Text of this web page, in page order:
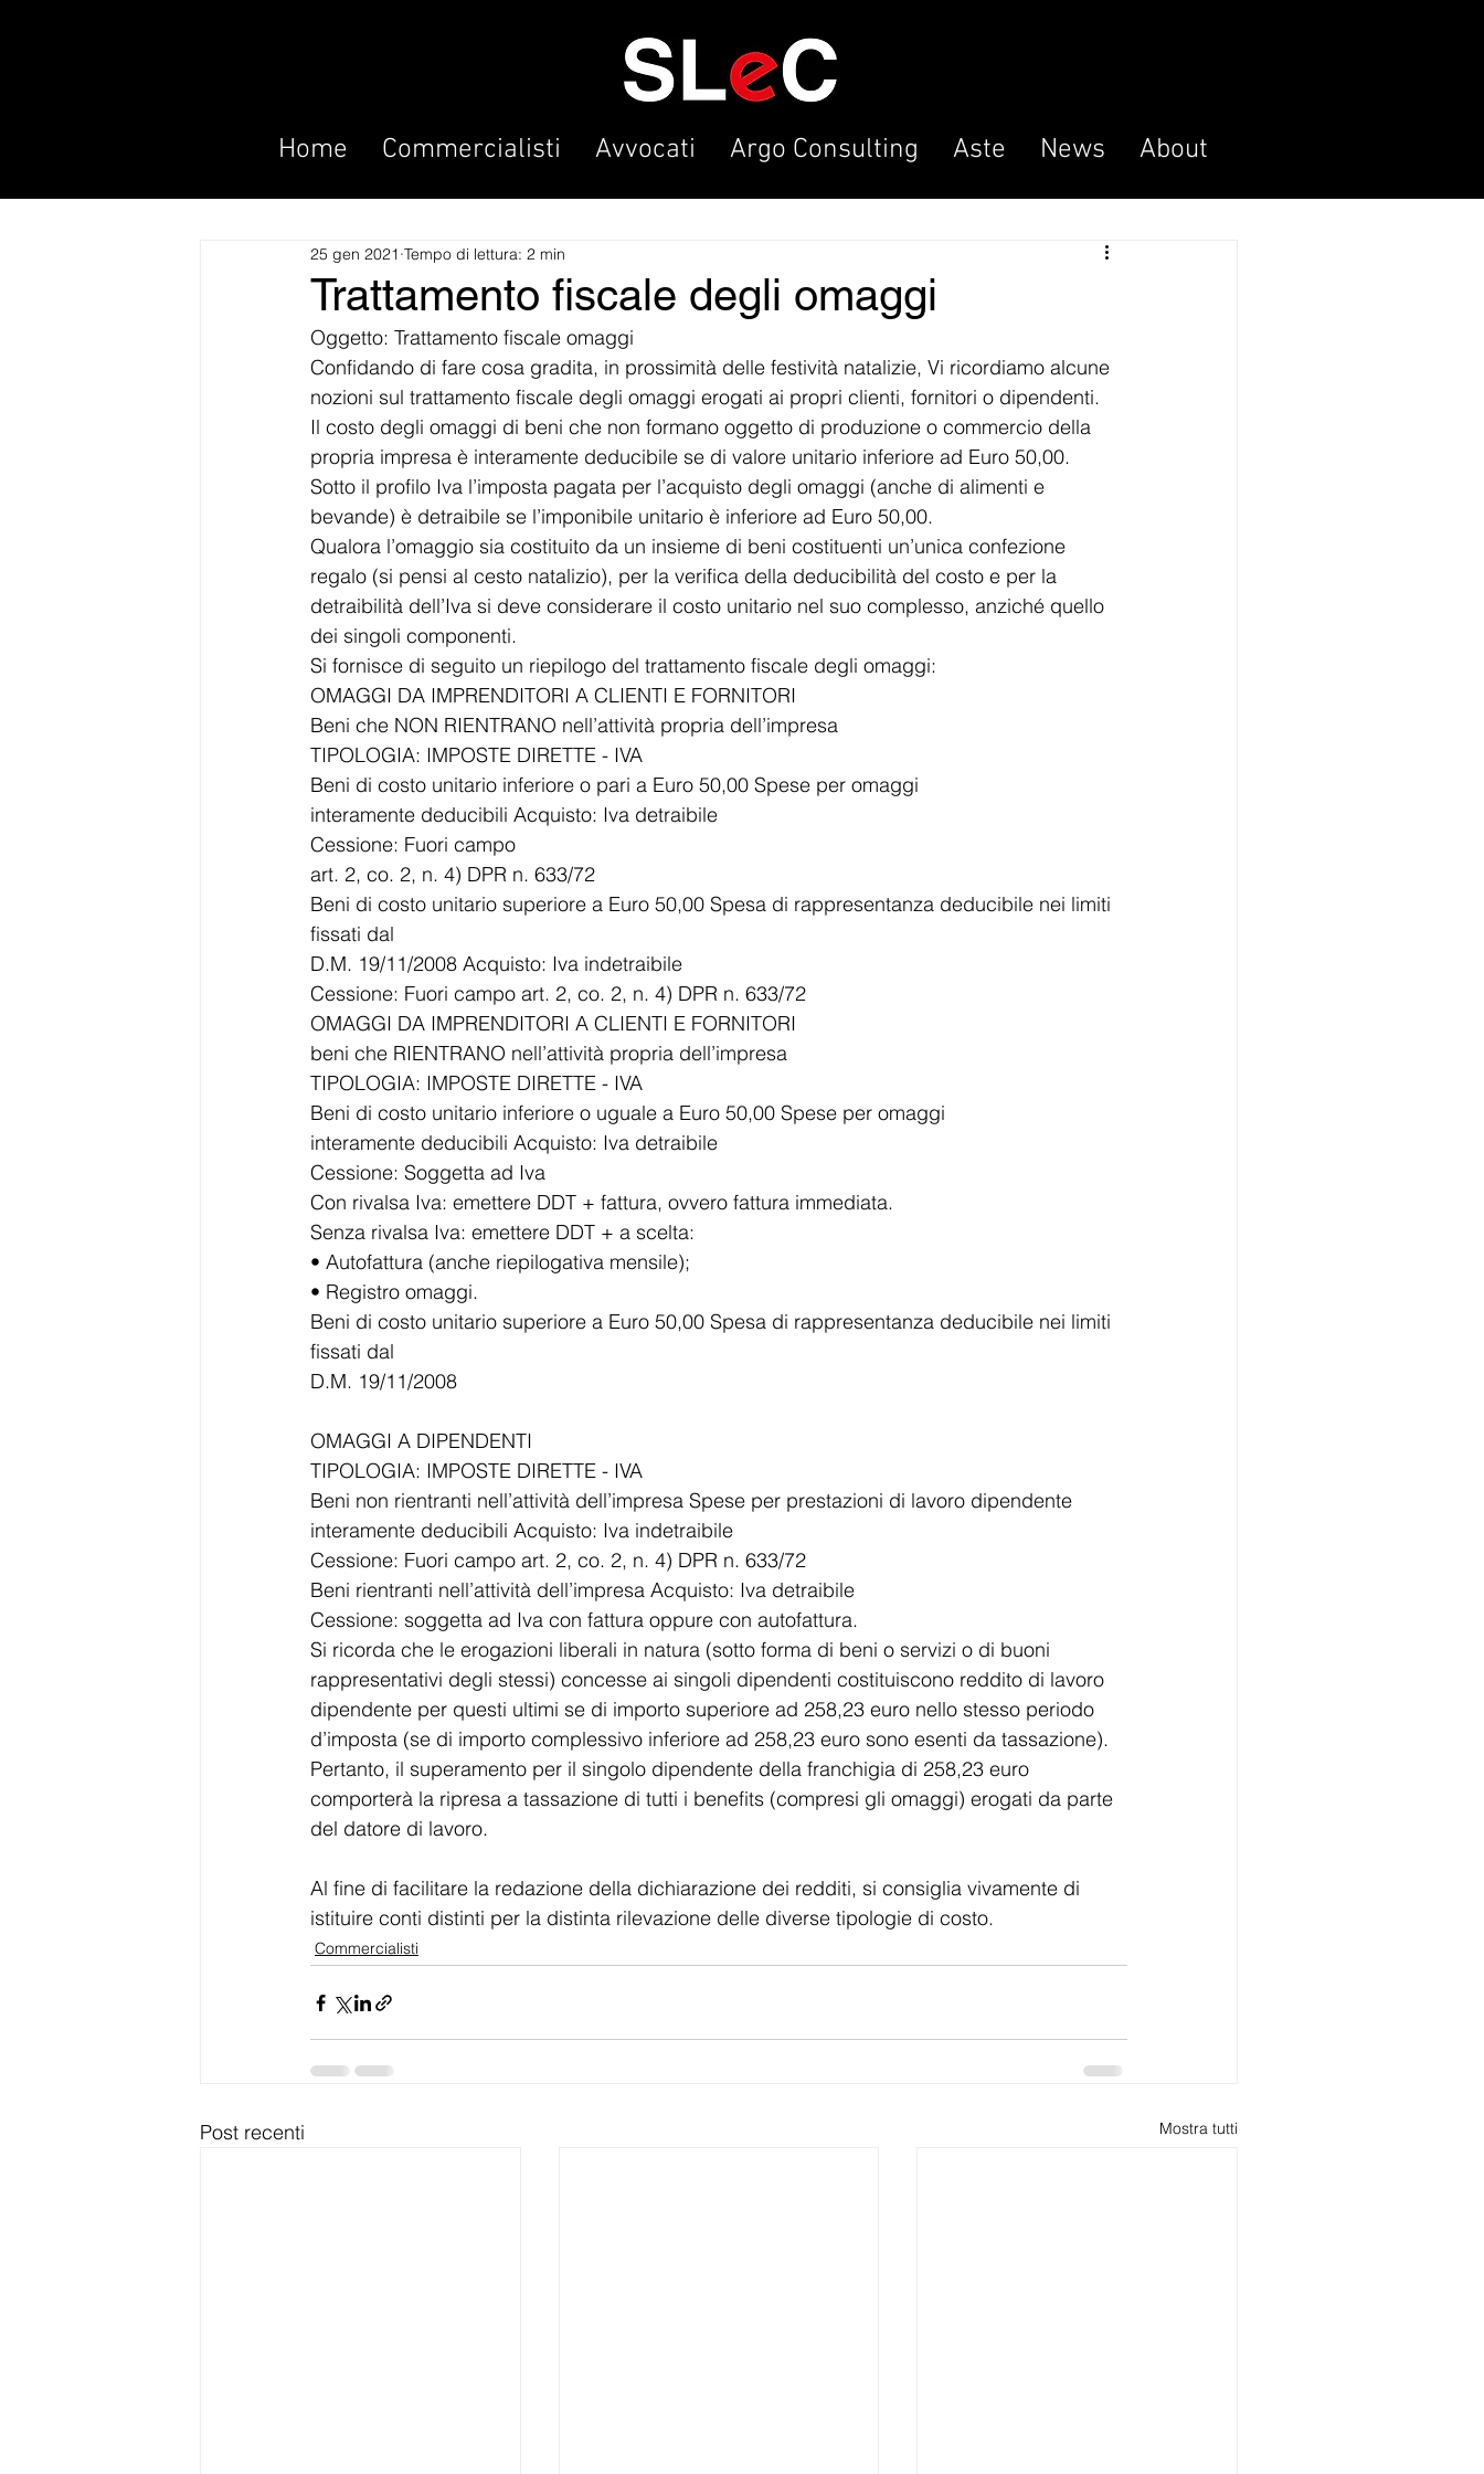
Home Commercialisti Avvocati Argo Consulting Aste News About
Trattamento fiscale degli omaggi
25 gen 2021 Tempo di lettura: 2 min
Oggetto: Trattamento fiscale omaggi
Confidando di fare cosa gradita, in prossimità delle festività natalizie, Vi ricordiamo alcune
nozioni sul trattamento fiscale degli omaggi erogati ai propri clienti, fornitori o dipendenti.
Il costo degli omaggi di beni che non formano oggetto di produzione o commercio della
propria impresa è interamente deducibile se di valore unitario inferiore ad Euro 50,00.
Sotto il profilo Iva l’imposta pagata per l’acquisto degli omaggi (anche di alimenti e
bevande) è detraibile se l’imponibile unitario è inferiore ad Euro 50,00.
Qualora l’omaggio sia costituito da un insieme di beni costituenti un’unica confezione
regalo (si pensi al cesto natalizio), per la verifica della deducibilità del costo e per la
detraibilità dell’Iva si deve considerare il costo unitario nel suo complesso, anziché quello
dei singoli componenti.
Si fornisce di seguito un riepilogo del trattamento fiscale degli omaggi:
OMAGGI DA IMPRENDITORI A CLIENTI E FORNITORI
Beni che NON RIENTRANO nell’attività propria dell’impresa
TIPOLOGIA: IMPOSTE DIRETTE - IVA
Beni di costo unitario inferiore o pari a Euro 50,00 Spese per omaggi
interamente deducibili Acquisto: Iva detraibile
Cessione: Fuori campo
art. 2, co. 2, n. 4) DPR n. 633/72
Beni di costo unitario superiore a Euro 50,00 Spesa di rappresentanza deducibile nei limiti
fissati dal
D.M. 19/11/2008 Acquisto: Iva indetraibile
Cessione: Fuori campo art. 2, co. 2, n. 4) DPR n. 633/72
OMAGGI DA IMPRENDITORI A CLIENTI E FORNITORI
beni che RIENTRANO nell’attività propria dell’impresa
TIPOLOGIA: IMPOSTE DIRETTE - IVA
Beni di costo unitario inferiore o uguale a Euro 50,00 Spese per omaggi
interamente deducibili Acquisto: Iva detraibile
Cessione: Soggetta ad Iva
Con rivalsa Iva: emettere DDT + fattura, ovvero fattura immediata.
Senza rivalsa Iva: emettere DDT + a scelta:
• Autofattura (anche riepilogativa mensile);
• Registro omaggi.
Beni di costo unitario superiore a Euro 50,00 Spesa di rappresentanza deducibile nei limiti
fissati dal
D.M. 19/11/2008
OMAGGI A DIPENDENTI
TIPOLOGIA: IMPOSTE DIRETTE - IVA
Beni non rientranti nell’attività dell’impresa Spese per prestazioni di lavoro dipendente
interamente deducibili Acquisto: Iva indetraibile
Cessione: Fuori campo art. 2, co. 2, n. 4) DPR n. 633/72
Beni rientranti nell’attività dell’impresa Acquisto: Iva detraibile
Cessione: soggetta ad Iva con fattura oppure con autofattura.
Si ricorda che le erogazioni liberali in natura (sotto forma di beni o servizi o di buoni
rappresentativi degli stessi) concesse ai singoli dipendenti costituiscono reddito di lavoro
dipendente per questi ultimi se di importo superiore ad 258,23 euro nello stesso periodo
d’imposta (se di importo complessivo inferiore ad 258,23 euro sono esenti da tassazione).
Pertanto, il superamento per il singolo dipendente della franchigia di 258,23 euro
comporterà la ripresa a tassazione di tutti i benefits (compresi gli omaggi) erogati da parte
del datore di lavoro.
Al fine di facilitare la redazione della dichiarazione dei redditi, si consiglia vivamente di
istituire conti distinti per la distinta rilevazione delle diverse tipologie di costo.
Commercialisti
Post recenti Mostra tutti